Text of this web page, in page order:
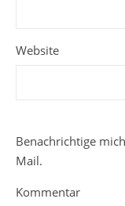
Website
Benachrichtige
Mail.
Kommentar